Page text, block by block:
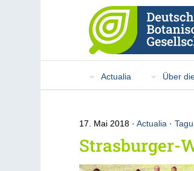
Actualia Über
17. Mai 2018 Actualia ·
Strasburger-